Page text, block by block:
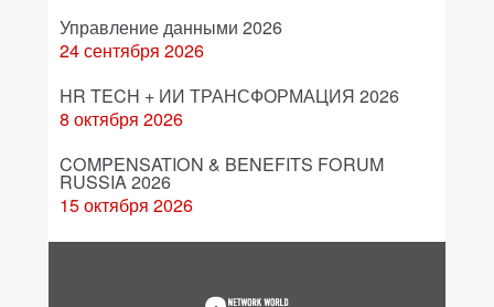
Управление данными 2026
24 сентября 2026
HR TECH + ИИ ТРАНСФОРМАЦИЯ 2026
8 октября 2026
COMPENSATION & BENEFITS FORUM
RUSSIA 2026
15 октября 2026